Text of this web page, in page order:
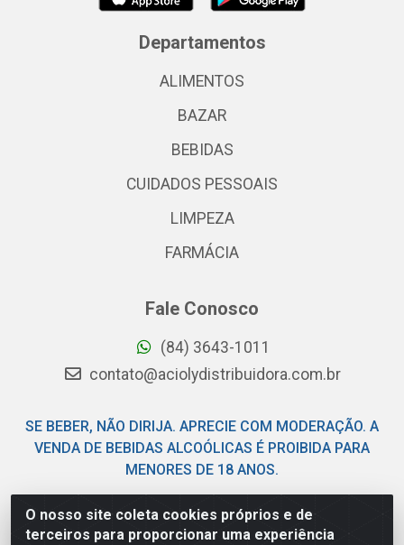
O nosso site coleta cookies próprios e de
terceiros para proporcionar uma experiência
Departamentos
ALIMENTOS
BAZAR
BEBIDAS
CUIDADOS PESSOAIS
LIMPEZA
FARMÁCIA
Fale Conosco
(84) 3643-1011
contato@aciolydistribuidora.com.br
SE BEBER, NÃO DIRIJA. APRECIE COM MODERAÇÃO. A
VENDA DE BEBIDAS ALCOÓLICAS É PROIBIDA PARA
MENORES DE 18 ANOS.
Acioly Distribuidora - Av Piloto Pereira Tim - Parque de